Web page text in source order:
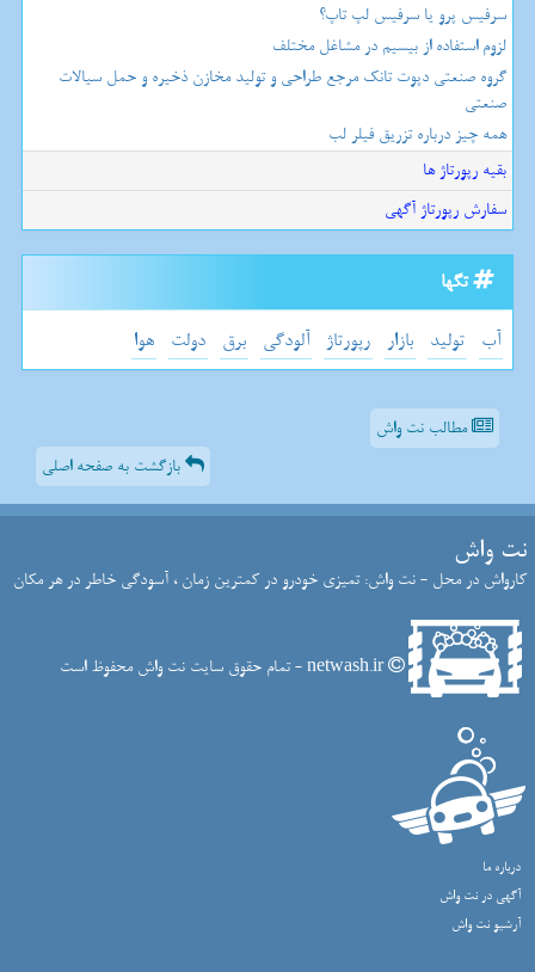
سرفیس پرو یا سرفیس لپ تاپ؟
لزوم استفاده از بیسیم در مشاغل مختلف
گروه صنعتی دپوت تانک مرجع طراحی و تولید مخازن ذخیره و حمل سیالات
صنعتی
همه چیز درباره تزریق فیلر لب
بقیه رپورتاژ ها
سفارش رپورتاژ آگهی
تگها
آب تولید بازار رپورتاژ آلودگی برق دولت هوا
مطالب نت واش
بازگشت به صفحه اصلی
نت واش
کارواش در محل - نت واش: تمیزی خودرو در کمترین زمان ، آسودگی خاطر در هر مکان
netwash.ir - تمام حقوق سایت نت واش محفوظ است
درباره ما
آگهی در نت واش
آرشیو نت واش